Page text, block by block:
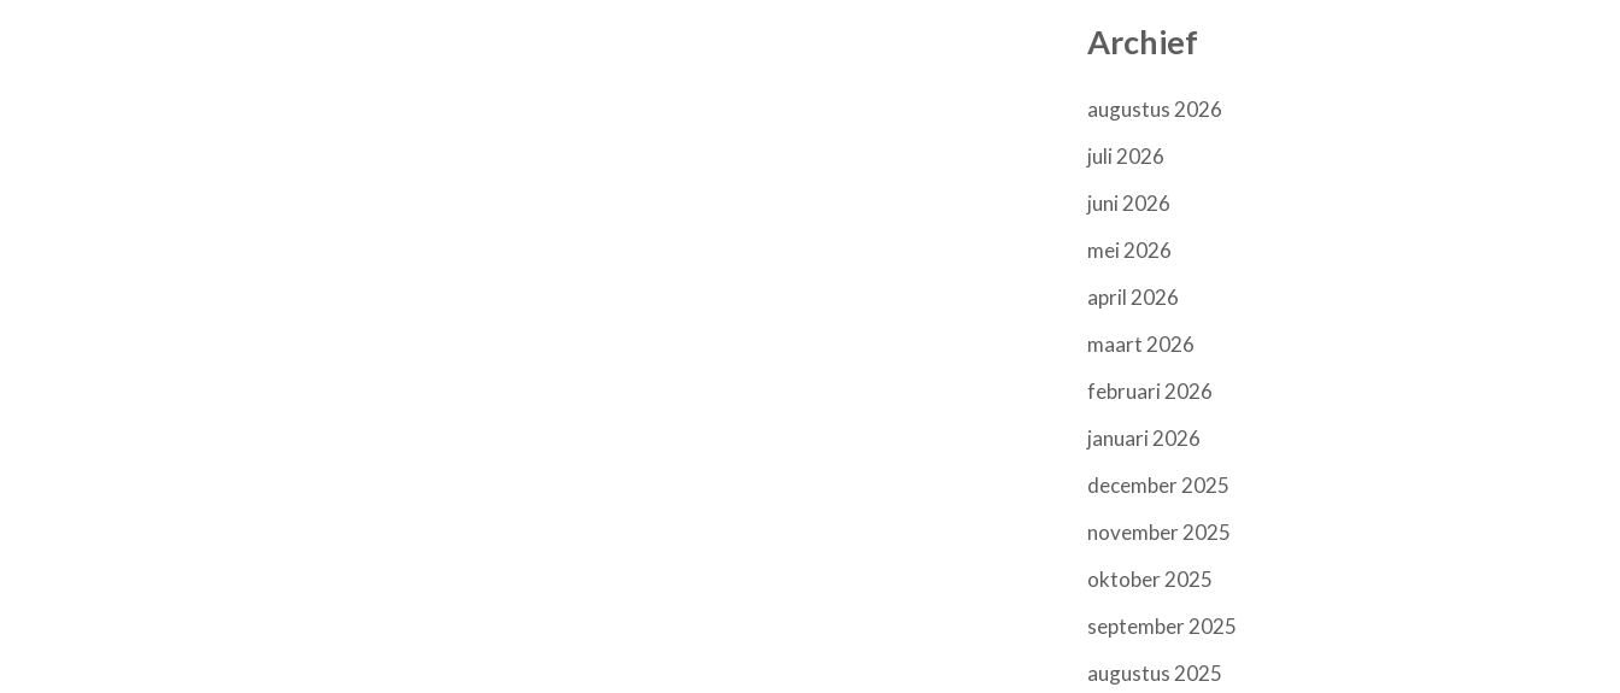
Archief
augustus 2026
juli 2026
juni 2026
mei 2026
april 2026
maart 2026
februari 2026
januari 2026
december 2025
november 2025
oktober 2025
september 2025
augustus 2025